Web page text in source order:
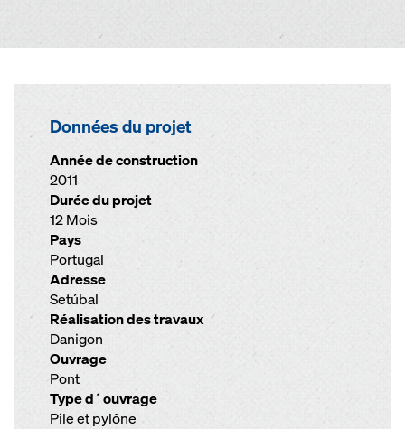
Données du projet
Année de construction
2011
Durée du projet
12 Mois
Pays
Portugal
Adresse
Setúbal
Réalisation des travaux
Danigon
Ouvrage
Pont
Type d´ouvrage
Pile et pylône